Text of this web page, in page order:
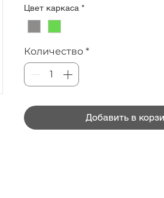
Цвет каркаса *
Количество *
Добавить в